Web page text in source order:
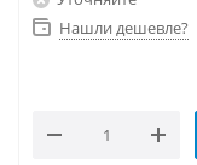
Нашли дешевле?